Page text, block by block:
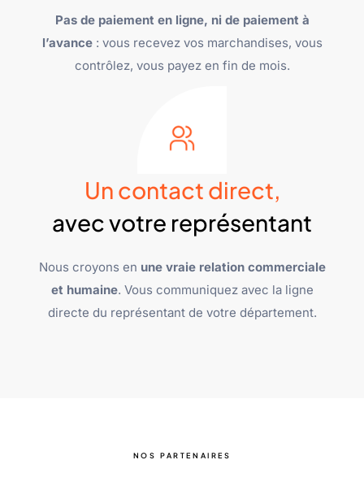
Pas de paiement en ligne, ni de paiement à
l’avance: vous recevez vos marchandises, vous
contrôlez, vous payez en fin de mois.
Un contact direct,
avec votre représentant
Nous croyons en une vraie relation commerciale
et humaine. Vous communiquez avec la ligne
directe du représentant de votre département.
NOS PARTENAIRES